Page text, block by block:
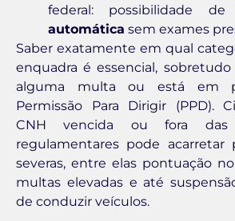
federal: possibilidade de
automática sem exames
Saber exatamente em qual
enquadra é essencial,
alguma multa ou está em
Permissão Para Dirigir (PPD).
CNH vencida ou fora das
regulamentares pode acarretar
severas, entre elas pontuação
multas elevadas e até
de conduzir veículos.